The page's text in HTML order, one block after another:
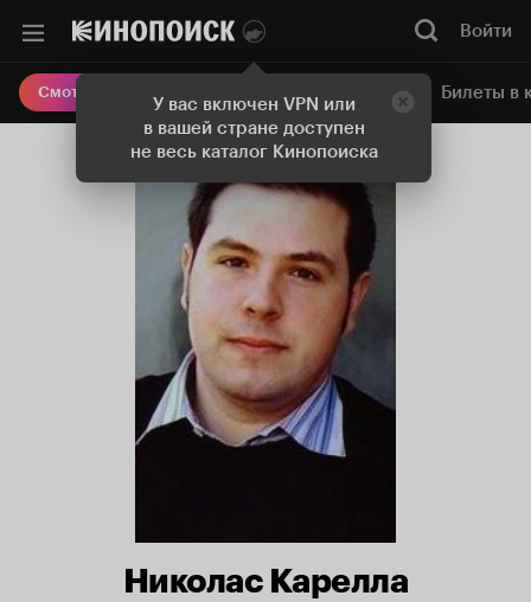
У вас включен VPN или
в вашей стране доступен
не весь каталог Кинопоиска
Войти
Смотреть кино Онлайн-кинотеатр Билеты в
Николас Карелла